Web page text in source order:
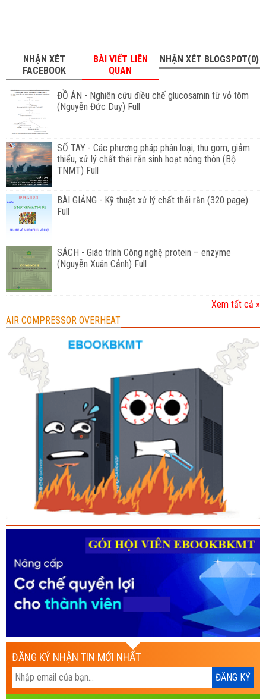
NHẬN XÉT
FACEBOOK
BÀI VIẾT LIÊN
QUAN
NHẬN XÉT BLOGSPOT(0)
ĐỒ ÁN - Nghiên cứu điều chế glucosamin từ vỏ tôm
(Nguyễn Đức Duy) Full
SỔ TAY - Các phương pháp phân loại, thu gom, giảm
thiểu, xử lý chất thải rắn sinh hoạt nông thôn (Bộ
TNMT) Full
BÀI GIẢNG - Kỹ thuật xử lý chất thải rắn (320 page)
Full
SÁCH - Giáo trình Công nghệ protein – enzyme
(Nguyễn Xuân Cảnh) Full
Xem tất cả »
AIR COMPRESSOR OVERHEAT
ĐĂNG KÝ NHẬN TIN MỚI NHẤT